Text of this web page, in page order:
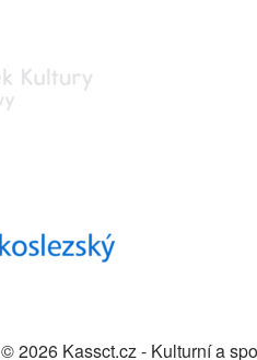
© 2026 Kassct.cz - Kulturní a